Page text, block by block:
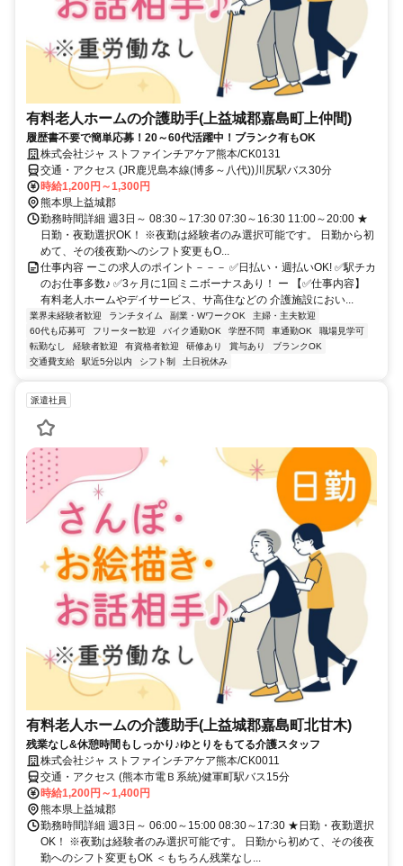
有料老人ホームの介護助手(上益城郡嘉島町上仲間)
履歴書不要で簡単応募！20～60代活躍中！ブランク有もOK
株式会社ジャ ストファインチアケア熊本/CK0131
交通・アクセス (JR鹿児島本線(博多～八代))川尻駅バス30分
時給1,200円～1,300円
熊本県上益城郡
勤務時間詳細 週3日～ 08:30～17:30 07:30～16:30 11:00～20:00 ★
日勤・夜勤選択OK！ ※夜勤は経験者のみ選択可能です。 日勤から初
めて、その後夜勤へのシフト変更もO...
仕事内容 ーこの求人のポイント－－－ ✅日払い・週払いOK! ✅駅チカ
のお仕事多数♪ ✅3ヶ月に1回ミニボーナスあり！ ー 【✅仕事内容】
有料老人ホームやデイサービス、サ高住などの 介護施設におい...
業界未経験者歓迎 ランチタイム 副業・WワークOK
主婦・主夫歓迎
60代も応募可
フリーター歓迎 バイク通勤OK 学歴不問 車通勤OK
職場見学可
転勤なし
経験者歓迎 有資格者歓迎 研修あり 賞与あり
ブランクOK
交通費支給
駅近5分以内 シフト制 土日祝休み
派遣社員
有料老人ホームの介護助手(上益城郡嘉島町北甘木)
残業なし&休憩時間もしっかり♪ゆとりをもてる介護スタッフ
株式会社ジャ ストファインチアケア熊本/CK0011
交通・アクセス (熊本市電Ｂ系統)健軍町駅バス15分
時給1,200円～1,400円
熊本県上益城郡
勤務時間詳細 週3日～ 06:00～15:00 08:30～17:30 ★日勤・夜勤選択
OK！ ※夜勤は経験者のみ選択可能です。 日勤から初めて、その後夜
勤へのシフト変更もOK ＜もちろん残業なし...